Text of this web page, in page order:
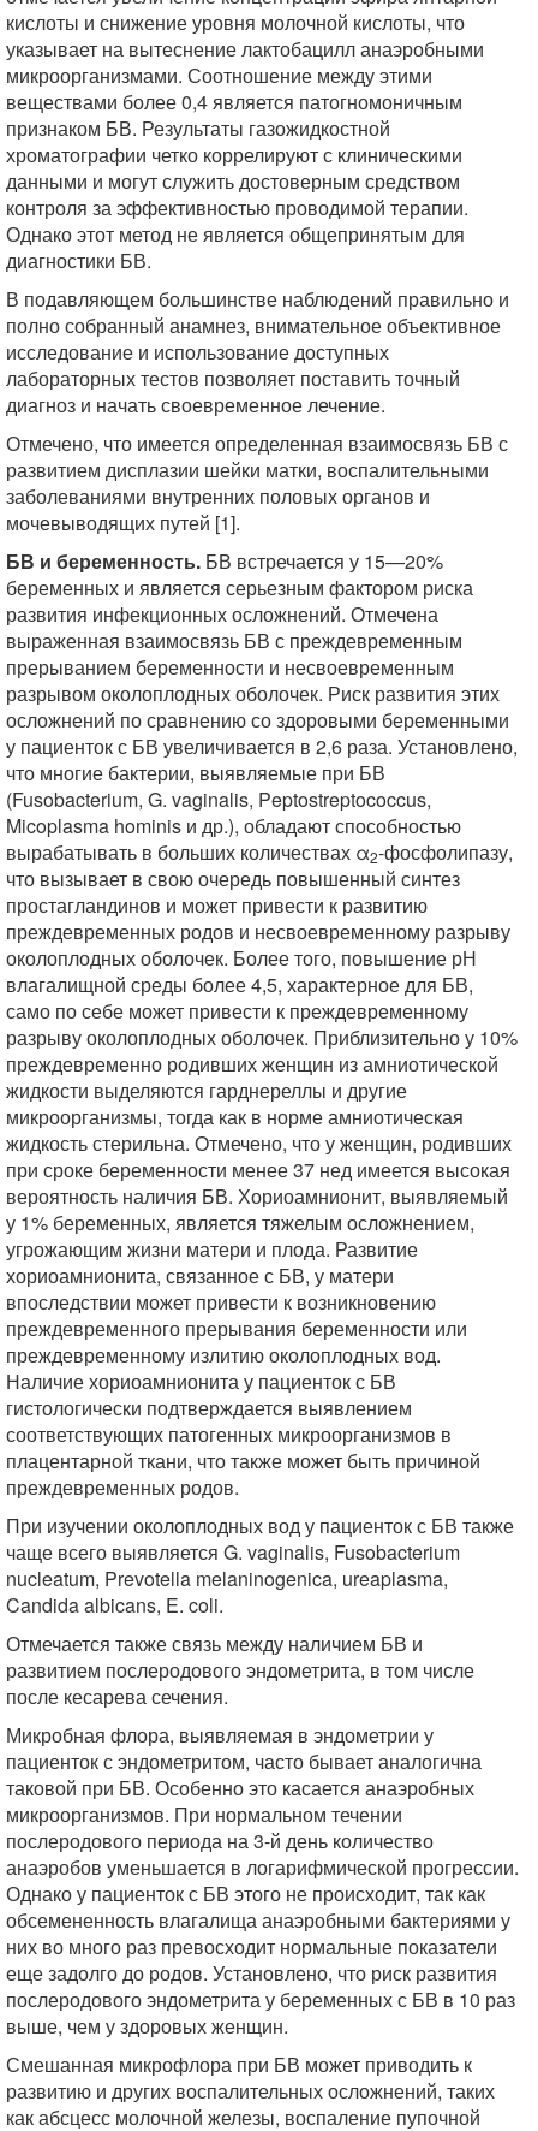
кислоты и снижение уровня молочной кислоты, что
указывает на вытеснение лактобацилл анаэробными
микроорганизмами. Соотношение между этими
веществами более 0,4 является патогномоничным
признаком БВ. Результаты газожидкостной
хроматографии четко коррелируют с клиническими
данными и могут служить достоверным средством
контроля за эффективностью проводимой терапии.
Однако этот метод не является общепринятым для
диагностики БВ.
В подавляющем большинстве наблюдений правильно и
полно собранный анамнез, внимательное объективное
исследование и использование доступных
лабораторных тестов позволяет поставить точный
диагноз и начать своевременное лечение.
Отмечено, что имеется определенная взаимосвязь БВ с
развитием дисплазии шейки матки, воспалительными
заболеваниями внутренних половых органов и
мочевыводящих путей [1].
БВ и беременность. БВ встречается у 15—20%
беременных и является серьезным фактором риска
развития инфекционных осложнений. Отмечена
выраженная взаимосвязь БВ с преждевременным
прерыванием беременности и несвоевременным
разрывом околоплодных оболочек. Риск развития этих
осложнений по сравнению со здоровыми беременными
у пациенток с БВ увеличивается в 2,6 раза. Установлено,
что многие бактерии, выявляемые при БВ
(Fusobacterium, G. vaginalis, Peptostreptococcus,
Micoplasma hominis и др.), обладают способностью
вырабатывать в больших количествах α2-фосфолипазу,
что вызывает в свою очередь повышенный синтез
простагландинов и может привести к развитию
преждевременных родов и несвоевременному разрыву
околоплодных оболочек. Более того, повышение рН
влагалищной среды более 4,5, характерное для БВ,
само по себе может привести к преждевременному
разрыву околоплодных оболочек. Приблизительно у 10%
преждевременно родивших женщин из амниотической
жидкости выделяются гарднереллы и другие
микроорганизмы, тогда как в норме амниотическая
жидкость стерильна. Отмечено, что у женщин, родивших
при сроке беременности менее 37 нед имеется высокая
вероятность наличия БВ. Хориоамнионит, выявляемый
у 1% беременных, является тяжелым осложнением,
угрожающим жизни матери и плода. Развитие
хориоамнионита, связанное с БВ, у матери
впоследствии может привести к возникновению
преждевременного прерывания беременности или
преждевременному излитию околоплодных вод.
Наличие хориоамнионита у пациенток с БВ
гистологически подтверждается выявлением
соответствующих патогенных микроорганизмов в
плацентарной ткани, что также может быть причиной
преждевременных родов.
При изучении околоплодных вод у пациенток с БВ также
чаще всего выявляется G. vaginalis, Fusobacterium
nucleatum, Prevotella melaninogenica, ureaplasma,
Candida albicans, E. coli.
Отмечается также связь между наличием БВ и
развитием послеродового эндометрита, в том числе
после кесарева сечения.
Микробная флора, выявляемая в эндометрии у
пациенток с эндометритом, часто бывает аналогична
таковой при БВ. Особенно это касается анаэробных
микроорганизмов. При нормальном течении
послеродового периода на 3-й день количество
анаэробов уменьшается в логарифмической прогрессии.
Однако у пациенток с БВ этого не происходит, так как
обсемененность влагалища анаэробными бактериями у
них во много раз превосходит нормальные показатели
еще задолго до родов. Установлено, что риск развития
послеродового эндометрита у беременных с БВ в 10 раз
выше, чем у здоровых женщин.
Смешанная микрофлора при БВ может приводить к
развитию и других воспалительных осложнений, таких
как абсцесс молочной железы, воспаление пупочной